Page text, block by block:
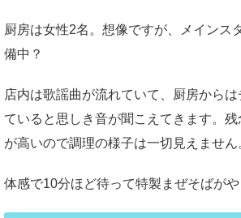
厨房は女性2名。想像ですが、メインス
備中？
店内は歌謡曲が流れていて、厨房から
ていると思しき音が聞こえてきます。
が高いので調理の様子は一切見えません
体感で10分ほど待って特製まぜそばがや